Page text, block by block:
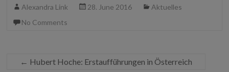
Alexandra Link 28. June 2016
Aktuelles
No Comments
← Hubert Hoche: Erstaufführungen in Österreich